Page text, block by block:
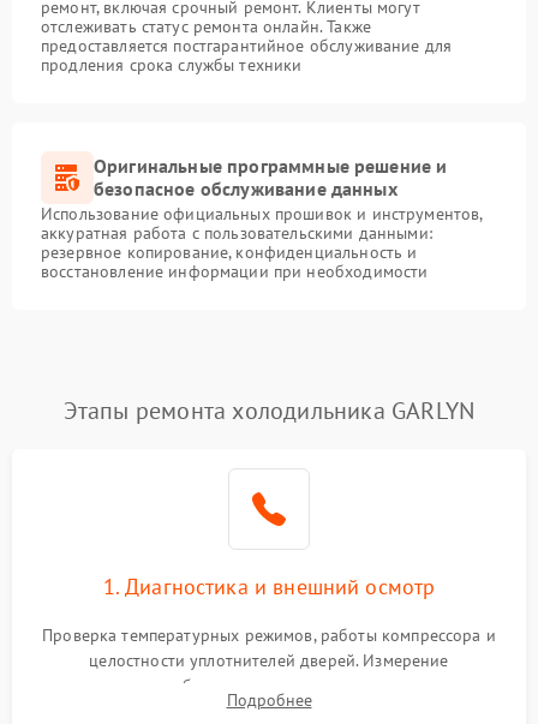
ремонт, включая срочный ремонт. Клиенты могут
отслеживать статус ремонта онлайн. Также
предоставляется постгарантийное обслуживание для
продления срока службы техники
Оригинальные программные решение и
безопасное обслуживание данных
Использование официальных прошивок и инструментов,
аккуратная работа с пользовательскими данными:
резервное копирование, конфиденциальность и
восстановление информации при необходимости
Этапы ремонта холодильника GARLYN
1. Диагностика и внешний осмотр
Проверка температурных режимов, работы компрессора и
целостности уплотнителей дверей. Измерение
сопротивления обмоток мотора, проверка термостата и
считывание кодов ошибок с электронного дисплея.
Подробнее